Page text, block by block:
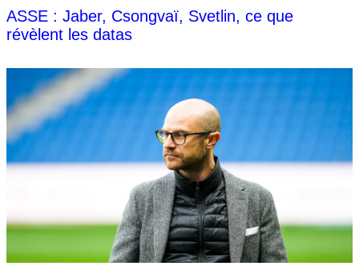
ASSE : Jaber, Csongvaï, Svetlin, ce que
révèlent les datas